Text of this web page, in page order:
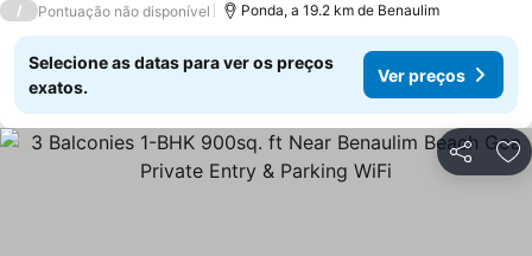
/ Pontuação não disponível Ponda, a 19.2 km de Benaulim
Selecione as datas para ver os preços
exatos.
Ver preços
Partilhar